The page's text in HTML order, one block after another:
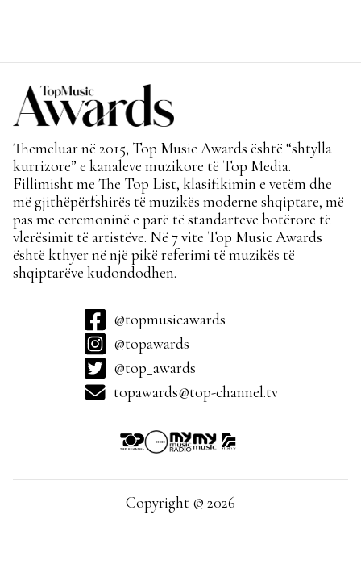
Themeluar në 2015, Top Music Awards është “shtylla
kurrizore” e kanaleve muzikore të Top Media.
Fillimisht me The Top List, klasifikimin e vetëm dhe
më gjithëpërfshirës të muzikës moderne shqiptare, më
pas me ceremoninë e parë të standarteve botërore të
vlerësimit të artistëve. Në 7 vite Top Music Awards
është kthyer në një pikë referimi të muzikës të
shqiptarëve kudondodhen.
@topmusicawards
@topawards
@top_awards
topawards@top-channel.tv
Copyright © 2026